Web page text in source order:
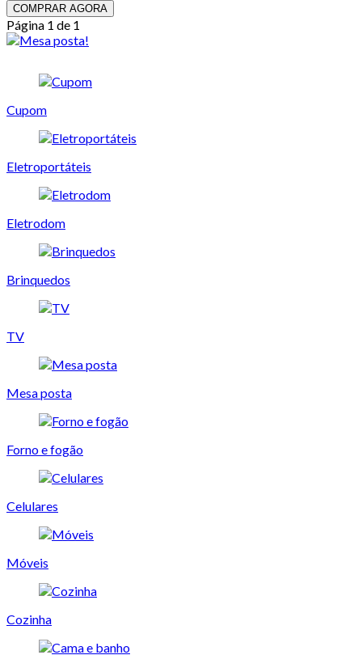
COMPRAR AGORA
Página 1 de 1
Cupom
Eletroportáteis
Eletrodom
Brinquedos
TV
Mesa posta
Forno e fogão
Celulares
Móveis
Cozinha